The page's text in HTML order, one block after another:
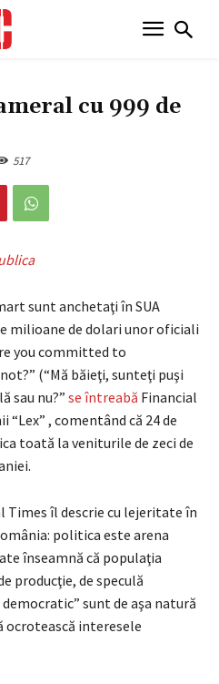
cu 999 de
517
sunt anchetaţi în SUA
milioane de dolari unor oficiali
you committed to
(“Mă băieţi, sunteţi puşi
sau nu?” se întreabă Financial
, comentând că 24 de
toată la veniturile de zeci de
Times îl descrie cu lejeritate în
politica este arena
înseamnă că populaţia
producţie, de speculă
sunt de aşa natură
ocrotească interesele